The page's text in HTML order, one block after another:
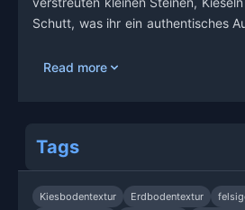
Schutt, was ihr ein authentisches
Read more
Tags
Kiesbodentextur Erdbodentextur